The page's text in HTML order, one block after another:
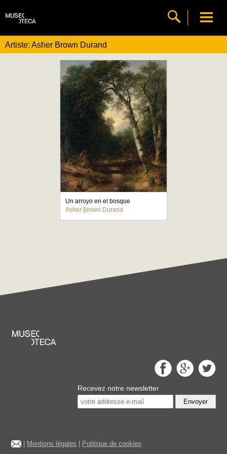
Artiste: Asher Brown Durand
Un arroyo en el bosque
Asher Brown Durand
Recevez notre newsletter
Envoyer
Mentions légales Politique de cookies